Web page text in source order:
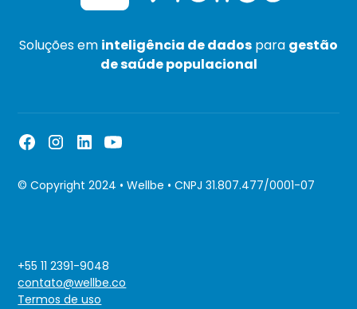
Soluções em inteligência de dados para gestão
de saúde populacional
© Copyright 2024 • Wellbe • CNPJ 31.807.477/0001-07
Termos de uso
+55 11 2391-9048
contato@wellbe.co